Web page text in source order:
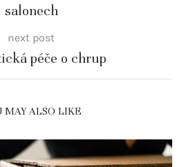
salonech
next post
péče o chrup
MAY ALSO LIKE